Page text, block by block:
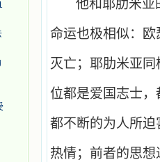
他和耶肋米亚
命运也极相似：
灭亡；耶肋米亚
位都是爱国志士
都不断的为人所
热情；前者的思